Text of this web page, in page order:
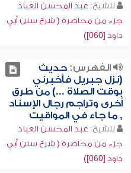
للشيخ: عبد المحسن العباد
جزء من محاضرة ( شرح سنن أبي
داود [060])
الفهرس:حديث
(نزل جبريل فأخبرني
بوقت الصلاة ...) من طرق
أخرى وتراجم رجال الإسناد
, ما جاء في المواقيت
للشيخ: عبد المحسن العباد
جزء من محاضرة ( شرح سنن أبي
داود [060])